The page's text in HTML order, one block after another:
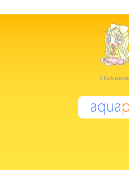
© Kukusama.